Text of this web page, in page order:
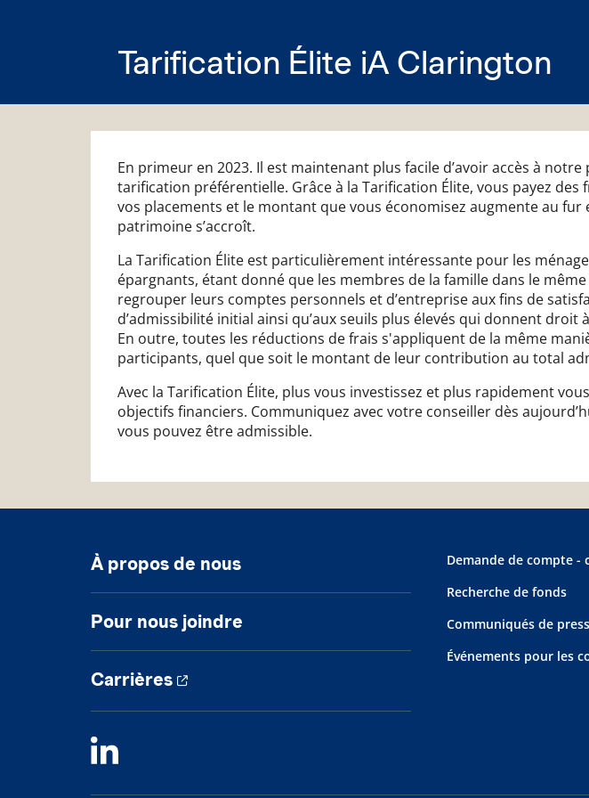
Tarification Élite iA Clarington
En primeur en 2023. Il est maintenant plus facile d’avoir accès à
tarification préférentielle. Grâce à la Tarification Élite, vous payez des
vos placements et le montant que vous économisez augmente au fur
patrimoine s’accroît.
La Tarification Élite est particulièrement intéressante pour les
épargnants, étant donné que les membres de la famille dans le
regrouper leurs comptes personnels et d’entreprise aux fins de
d’admissibilité initial ainsi qu’aux seuils plus élevés qui donnent droit
En outre, toutes les réductions de frais s'appliquent de la même
participants, quel que soit le montant de leur contribution au total
Avec la Tarification Élite, plus vous investissez et plus rapidement
objectifs financiers. Communiquez avec votre conseiller dès
vous pouvez être admissible.
À propos de nous
Pour nous joindre
Carrières
Demande de compte -
Recherche de fonds
Communiqués de
Événements pour les